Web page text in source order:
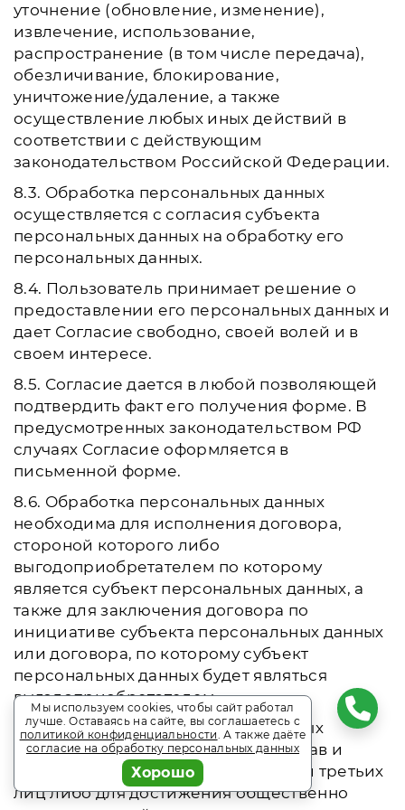
уточнение (обновление, изменение),
извлечение, использование,
распространение (в том числе передача),
обезличивание, блокирование,
уничтожение/удаление, а также
осуществление любых иных действий в
соответствии с действующим
законодательством Российской Федерации.
8.3. Обработка персональных данных
осуществляется с согласия субъекта
персональных данных на обработку его
персональных данных.
8.4. Пользователь принимает решение о
предоставлении его персональных данных и
дает Согласие свободно, своей волей и в
своем интересе.
8.5. Согласие дается в любой позволяющей
подтвердить факт его получения форме. В
предусмотренных законодательством РФ
случаях Согласие оформляется в
письменной форме.
8.6. Обработка персональных данных
необходима для исполнения договора,
стороной которого либо
выгодоприобретателем по которому
является субъект персональных данных, а
также для заключения договора по
инициативе субъекта персональных данных
или договора, по которому субъект
персональных данных будет являться
выгодоприобретателем.
8.7. Обработка персональных данных
необходима для осуществления прав и
законных интересов оператора или третьих
лиц либо для достижения общественно
Мы используем cookies, чтобы сайт работал
лучше. Оставаясь на сайте, вы соглашаетесь с
политикой конфиденциальности. А также даёте
согласие на обработку персональных данных
Хорошо